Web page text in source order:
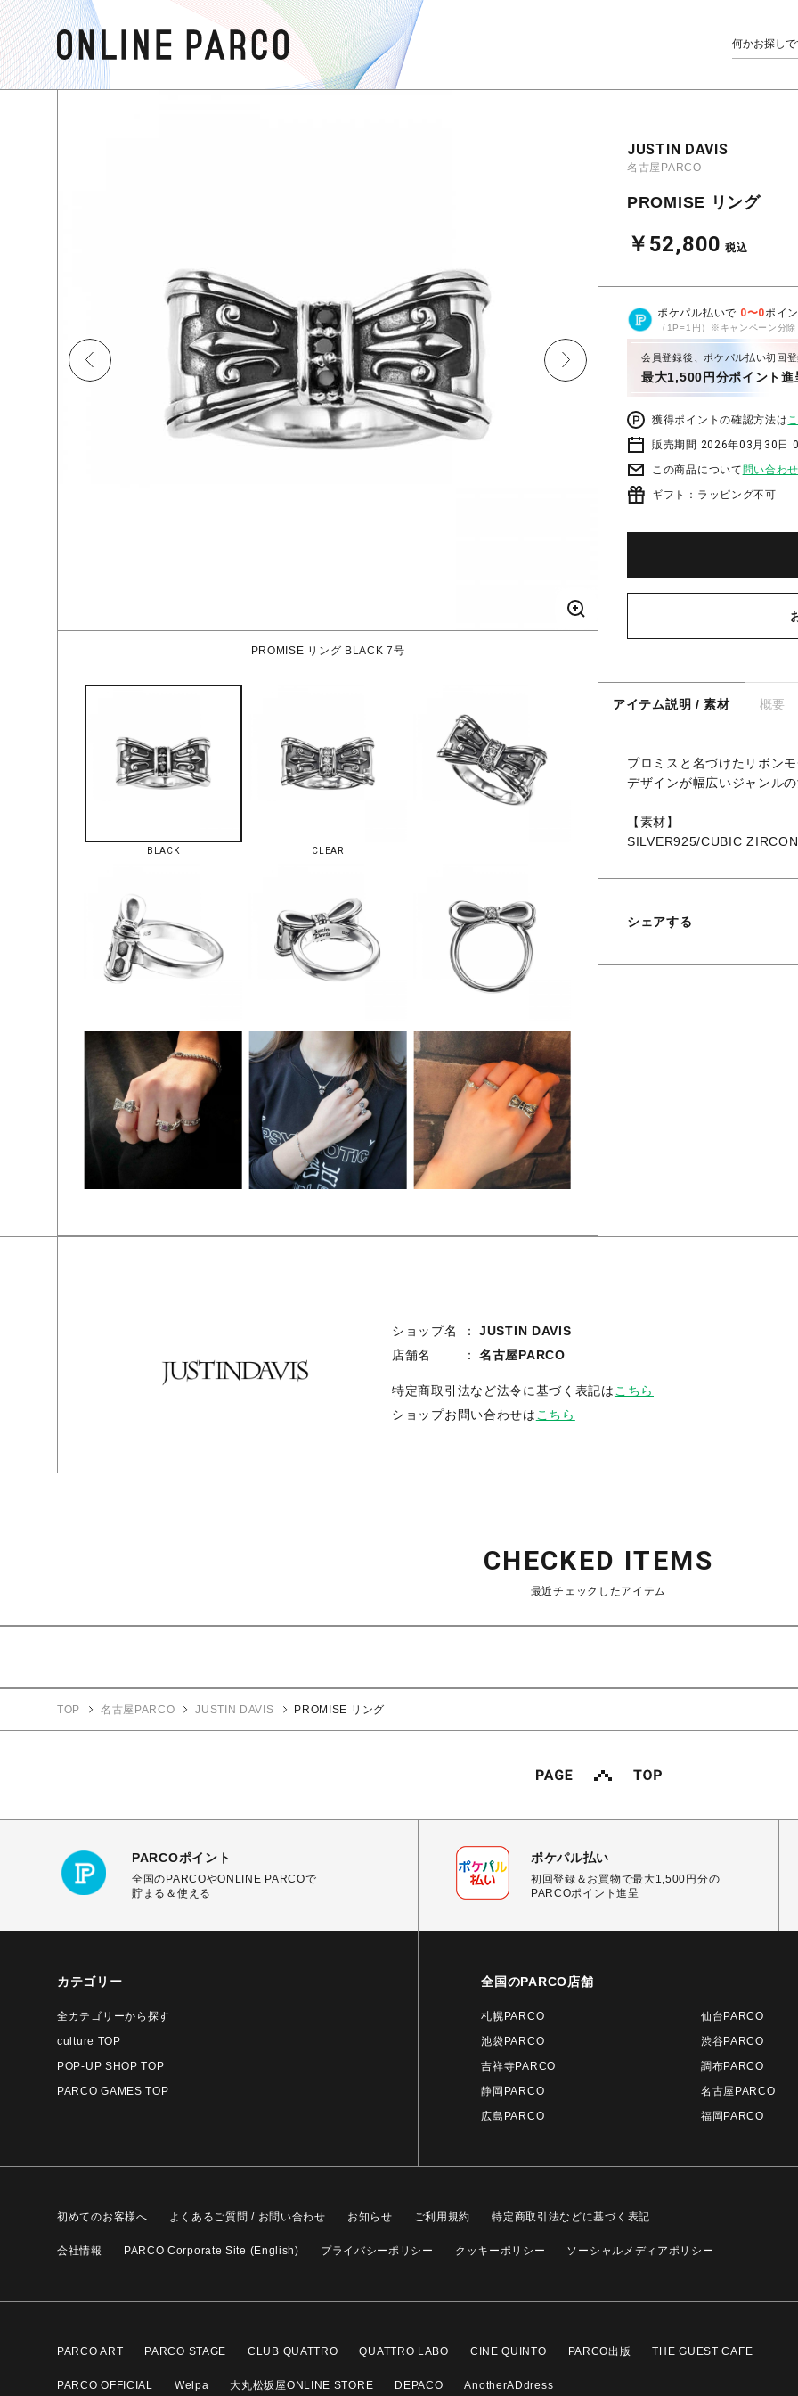
PROMISE リング BLACK 7号
BLACK CLEAR
JUSTIN DAVIS
名古屋PARCO
PROMISE リング
￥52,800 税込
ポケパル払いで 0〜0ポイ
（1P=1円）※キャンペーン分除
会員登録後、ポケパル払い初回
最大1,500円分ポイント進
獲得ポイントの確認方法は
販売期間 2026年03月30日
この商品について 問い合わ
ギフト：ラッピング不可
アイテム説明 / 素材 概要
プロミスと名づけたリボン
デザインが幅広いジャンル
【素材】
SILVER925/CUBIC
シェアする
ショップ名
JUSTIN DAVIS
店舗名
名古屋PARCO
特定商取引法など法令に基づく表記は こちら
ショップお問い合わせは こちら
CHECKED ITEMS
最近チェックしたアイテム
TOP 名古屋PARCO JUSTIN DAVIS PROMISE リング
PARCOポイント
全国のPARCOやONLINE PARCOで
貯まる＆使える
ポケパル払い
初回登録＆お買物で最大1,500円分の
PARCOポイント進呈
カテゴリー
全カテゴリーから探す
culture TOP
POP-UP SHOP TOP
PARCO GAMES TOP
全国のPARCO店舗
札幌PARCO
仙台PARCO
池袋PARCO
渋谷PARCO
吉祥寺PARCO
調布PARCO
静岡PARCO
名古屋PARCO
広島PARCO
福岡PARCO
初めてのお客様へ よくあるご質問 / お問い合わせ お知らせ ご利用規約 特定商取引法などに基づく表記
会社情報 PARCO Corporate Site (English) プライバシーポリシー クッキーポリシー ソーシャルメディアポリシー
PARCO ART PARCO STAGE CLUB QUATTRO QUATTRO LABO CINE QUINTO PARCO出版 THE GUEST CAFE
PARCO OFFICIAL Welpa 大丸松坂屋ONLINE STORE DEPACO AnotherADdress